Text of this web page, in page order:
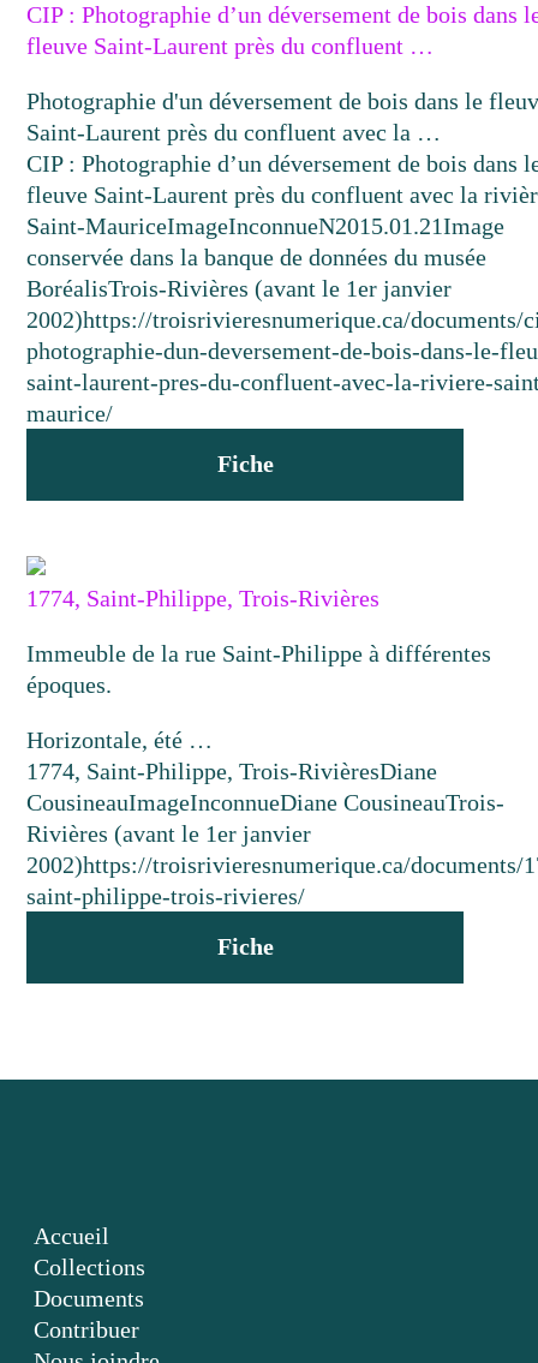
CIP : Photographie d’un déversement de bois dans
fleuve Saint-Laurent près du confluent …
Photographie d'un déversement de bois dans le
Saint-Laurent près du confluent avec la …
CIP : Photographie d’un déversement de bois dans
fleuve Saint-Laurent près du confluent avec la
Saint-MauriceImageInconnueN2015.01.21Image
conservée dans la banque de données du musée
BoréalisTrois-Rivières (avant le 1er janvier
2002)https://troisrivieresnumerique.ca/documents/
photographie-dun-deversement-de-bois-dans-le-
saint-laurent-pres-du-confluent-avec-la-riviere-
maurice/
Fiche
1774, Saint-Philippe, Trois-Rivières
Immeuble de la rue Saint-Philippe à différentes
époques.
Horizontale, été …
1774, Saint-Philippe, Trois-RivièresDiane
CousineauImageInconnueDiane CousineauTrois-
Rivières (avant le 1er janvier
2002)https://troisrivieresnumerique.ca/documents/
saint-philippe-trois-rivieres/
Fiche
Accueil
Collections
Documents
Contribuer